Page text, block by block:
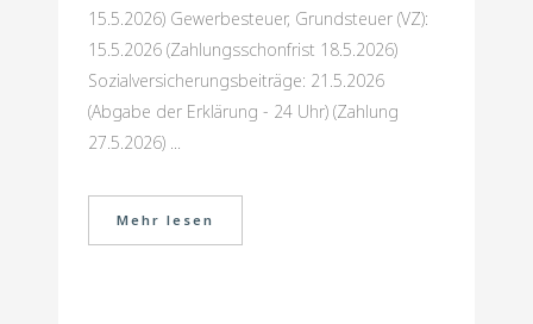
15.5.2026) Gewerbesteuer, Grundsteuer (VZ):
15.5.2026 (Zahlungsschonfrist 18.5.2026)
Sozialversicherungsbeiträge: 21.5.2026
(Abgabe der Erklärung - 24 Uhr) (Zahlung
27.5.2026) ...
Mehr lesen